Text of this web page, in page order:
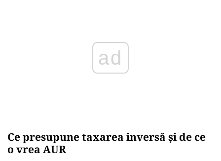
Ce presupune taxarea inversă și de ce
o vrea AUR